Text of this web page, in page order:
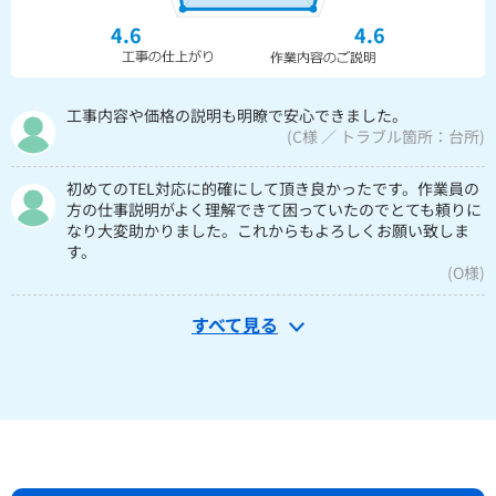
4.6
4.6
工事内容や価格の説明も明瞭で安心できました。
(C様 ／ トラブル箇所：台所)
初めてのTEL対応に的確にして頂き良かったです。作業員の
方の仕事説明がよく理解できて困っていたのでとても頼りに
なり大変助かりました。これからもよろしくお願い致しま
す。
(O様)
すべて見る